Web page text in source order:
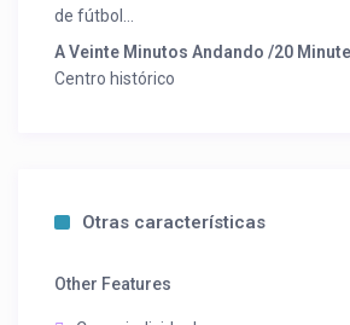
de fútbol…
A Veinte Minutos Andando /20
Centro histórico
Otras características
Other Features